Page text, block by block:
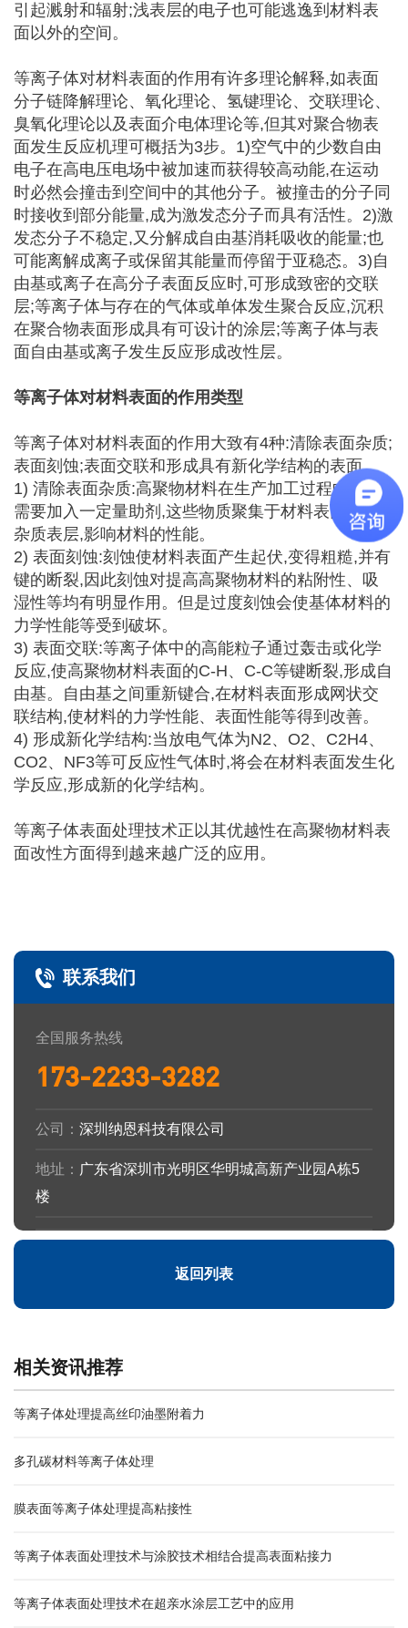
引起溅射和辐射;浅表层的电子也可能逃逸到材料表
面以外的空间。
等离子体对材料表面的作用有许多理论解释,如表面
分子链降解理论、氧化理论、氢键理论、交联理论、
臭氧化理论以及表面介电体理论等,但其对聚合物表
面发生反应机理可概括为3步。1)空气中的少数自由
电子在高电压电场中被加速而获得较高动能,在运动
时必然会撞击到空间中的其他分子。被撞击的分子同
时接收到部分能量,成为激发态分子而具有活性。2)激
发态分子不稳定,又分解成自由基消耗吸收的能量;也
可能离解成离子或保留其能量而停留于亚稳态。3)自
由基或离子在高分子表面反应时,可形成致密的交联
层;等离子体与存在的气体或单体发生聚合反应,沉积
在聚合物表面形成具有可设计的涂层;等离子体与表
面自由基或离子发生反应形成改性层。
等离子体对材料表面的作用类型
等离子体对材料表面的作用大致有4种:清除表面杂质;
表面刻蚀;表面交联和形成具有新化学结构的表面。
1) 清除表面杂质:高聚物材料在生产加工过程中往往
需要加入一定量助剂,这些物质聚集于材料表面形成
杂质表层,影响材料的性能。
2) 表面刻蚀:刻蚀使材料表面产生起伏,变得粗糙,并有
键的断裂,因此刻蚀对提高高聚物材料的粘附性、吸
湿性等均有明显作用。但是过度刻蚀会使基体材料的
力学性能等受到破坏。
3) 表面交联:等离子体中的高能粒子通过轰击或化学
反应,使高聚物材料表面的C-H、C-C等键断裂,形成自
由基。自由基之间重新键合,在材料表面形成网状交
联结构,使材料的力学性能、表面性能等得到改善。
4) 形成新化学结构:当放电气体为N2、O2、C2H4、
CO2、NF3等可反应性气体时,将会在材料表面发生化
学反应,形成新的化学结构。
等离子体表面处理技术正以其优越性在高聚物材料表
面改性方面得到越来越广泛的应用。
联系我们
全国服务热线
173-2233-3282
公司： 深圳纳恩科技有限公司
地址： 广东省深圳市光明区华明城高新产业园A栋5
楼
返回列表
相关资讯推荐
等离子体处理提高丝印油墨附着力
多孔碳材料等离子体处理
膜表面等离子体处理提高粘接性
等离子体表面处理技术与涂胶技术相结合提高表面粘接力
等离子体表面处理技术在超亲水涂层工艺中的应用